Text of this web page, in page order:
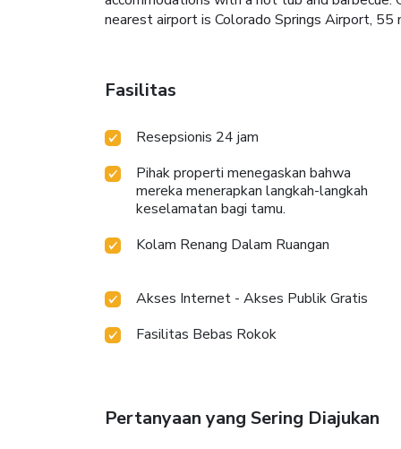
nearest airport is Colorado Springs Airport, 55
Fasilitas
Resepsionis 24 jam
Pihak properti menegaskan bahwa
mereka menerapkan langkah-langkah
keselamatan bagi tamu.
Kolam Renang Dalam Ruangan
Akses Internet - Akses Publik Gratis
Fasilitas Bebas Rokok
Pertanyaan yang Sering Diajukan